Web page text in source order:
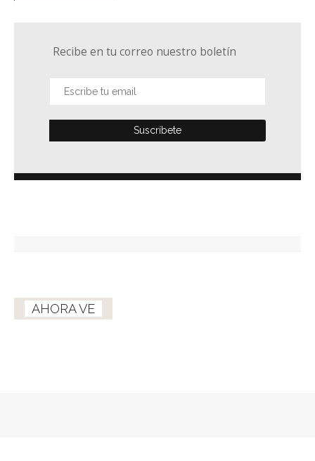
Recibe en tu correo nuestro boletín
AHORA VE